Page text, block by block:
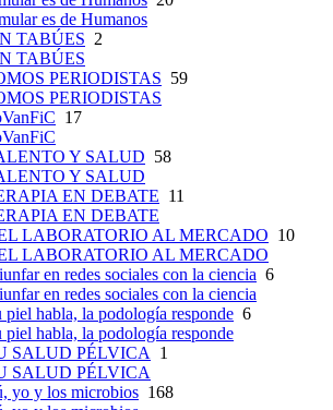
es de Humanos
TABÚES 2
TABÚES
PERIODISTAS 59
PERIODISTAS
17
Y SALUD 58
Y SALUD
EN DEBATE 11
EN DEBATE
LABORATORIO AL MERCADO 10
LABORATORIO AL MERCADO
en redes sociales con la ciencia 6
en redes sociales con la ciencia
piel habla, la podología responde 6
piel habla, la podología responde
SALUD PÉLVICA 1
SALUD PÉLVICA
yo y los microbios 168